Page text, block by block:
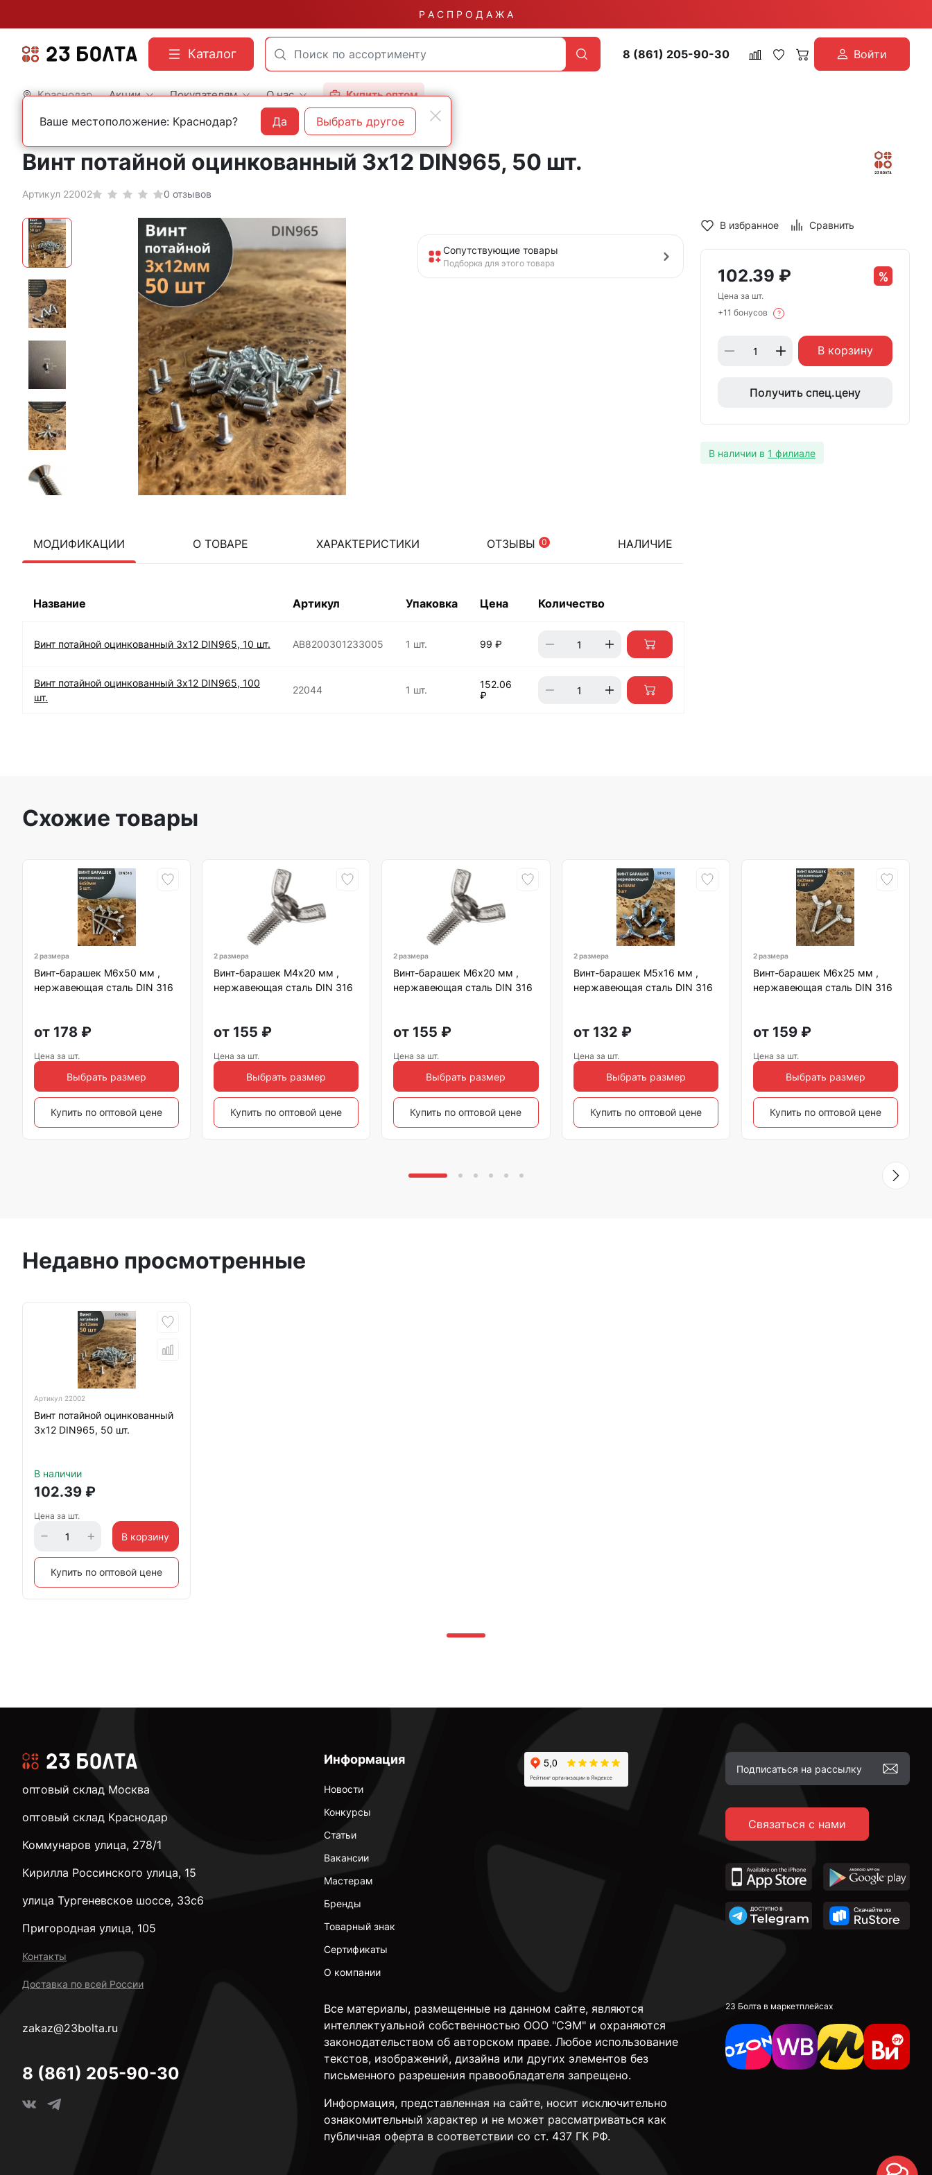
Р А С П Р О Д А Ж А
Каталог 8 (861) 205-90-30 Войти
Краснодар Акции Покупателям О нас Купить оптом
Главная Фасованный крепеж Винты
Винт потайной оцинкованный 3х12 DIN965, 50 шт.
Артикул 22002 0 отзывов
Сопутствующие товары
Подборка для этого товара
МОДИФИКАЦИИ О ТОВАРЕ ХАРАКТЕРИСТИКИ ОТЗЫВЫ 0 НАЛИЧИЕ
Название Артикул Упаковка Цена Количество
Винт потайной оцинкованный 3х12 DIN965, 10 шт. АВ8200301233005 1 шт. 99 ₽
Винт потайной оцинкованный 3х12 DIN965, 100
шт.
22044 1 шт.
152.06
₽
В избранное Сравнить
102.39 ₽
Цена за шт.
+11 бонусов
?
В корзину
Получить спец.цену
В наличии в 1 филиале
Схожие товары
2 размера
Винт-барашек М6х50 мм ,
нержавеющая сталь DIN 316
от 178 ₽
Цена за шт.
Выбрать размер
Купить по оптовой цене
2 размера
Винт-барашек М4х20 мм ,
нержавеющая сталь DIN 316
от 155 ₽
Цена за шт.
Выбрать размер
Купить по оптовой цене
2 размера
Винт-барашек М6х20 мм ,
нержавеющая сталь DIN 316
от 155 ₽
Цена за шт.
Выбрать размер
Купить по оптовой цене
2 размера
Винт-барашек М5х16 мм ,
нержавеющая сталь DIN 316
от 132 ₽
Цена за шт.
Выбрать размер
Купить по оптовой цене
2 размера
Винт-барашек М6х25 мм ,
нержавеющая сталь DIN 316
от 159₽
Цена за шт.
Выбрать размер
Купить по оптовой цене
Недавно просмотренные
Артикул 22002
Винт потайной оцинкованный
3х12 DIN965, 50 шт.
В наличии
102.39 ₽
Цена за шт.
В корзину
Купить по оптовой цене
Информация
Новости
Конкурсы
Статьи
Вакансии
Мастерам
Бренды
Товарный знак
Сертификаты
О компании
Связаться с нами
Все материалы, размещенные на данном сайте, являются
интеллектуальной собственностью ООО "СЭМ" и охраняются
законодательством об авторском праве. Любое использование
текстов, изображений, дизайна или других элементов без
письменного разрешения правообладателя запрещено.
Информация, представленная на сайте, носит исключительно
ознакомительный характер и не может рассматриваться как
публичная оферта в соответствии со ст. 437 ГК РФ.
23 Болта в маркетплейсах
оптовый склад Москва
оптовый склад Краснодар
Коммунаров улица, 278/1
Кирилла Россинского улица, 15
улица Тургеневское шоссе, 33с6
Пригородная улица, 105
Контакты
Доставка по всей России
zakaz@23bolta.ru
8 (861) 205-90-30
Ваше местоположение: Краснодар? Да Выбрать другое